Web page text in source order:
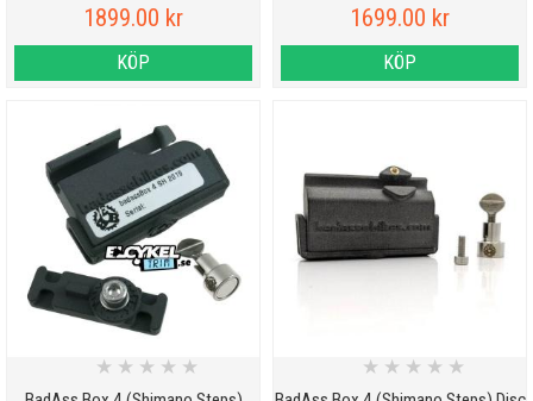
1899.00 kr
KÖP
1699.00 kr
KÖP
★ ★ ★ ★ ★ ★ ★ ★ ★ ★